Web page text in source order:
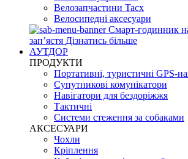
Велозапчастини Tacx
Велосипедні аксесуари
Смарт-годинник
запʼястя Дізнатись більше
АУТДОР
ПРОДУКТИ
Портативні, туристичні GPS-
Супутникові комунікатори
Навігатори для бездоріжжя
Тактичні
Системи стеження за собаками
АКСЕСУАРИ
Чохли
Кріплення